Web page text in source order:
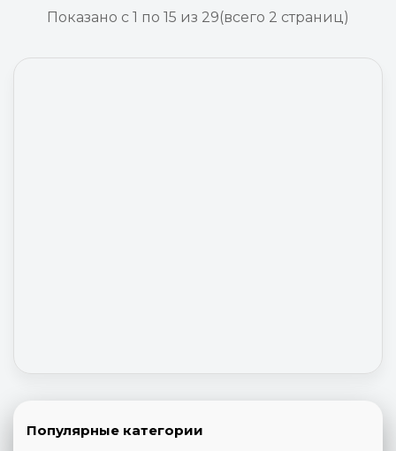
Показано с 1 по 15 из 29(всего 2 страниц)
Популярные категории